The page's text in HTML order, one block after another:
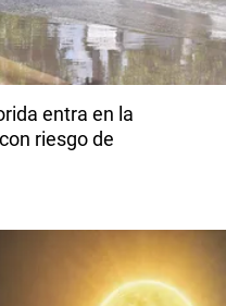
entra en la
riesgo de